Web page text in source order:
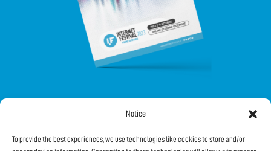
Notice
To provide the best experiences, we use technologies like cookies to store and/or